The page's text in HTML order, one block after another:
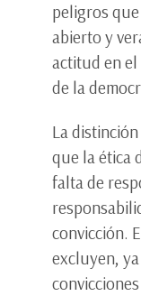
peligros
abierto y
actitud en
de la
La
que la ética
falta de
convicción.
excluyen,